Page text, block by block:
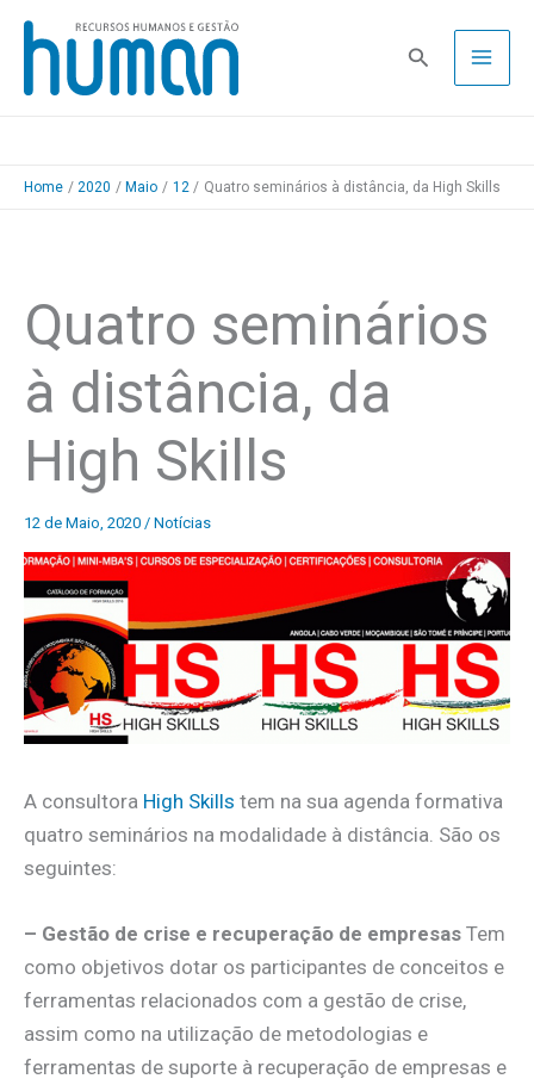
Skip
content
Pesquisa
Home 2020 Maio 12 Quatro seminários à distância, da High Skills
Quatro seminários
à distância, da
High Skills
12 de Maio, 2020 / Notícias
A consultora High Skills tem na sua agenda formativa
quatro seminários na modalidade à distância. São os
seguintes:
– Gestão de crise e recuperação de empresas Tem
como objetivos dotar os participantes de conceitos e
ferramentas relacionados com a gestão de crise,
assim como na utilização de metodologias e
ferramentas de suporte à recuperação de empresas e